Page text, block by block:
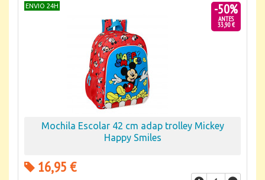
ENVIO 24H
-50%
ANTES
33,90 €
Mochila Escolar 42 cm adap trolley Mickey
Happy Smiles
16,95 €